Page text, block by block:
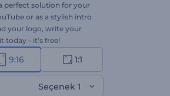
perfect solution for your
or as a stylish intro
your logo, write your
today - it’s free!
9:16 1:1
Seçenek 1